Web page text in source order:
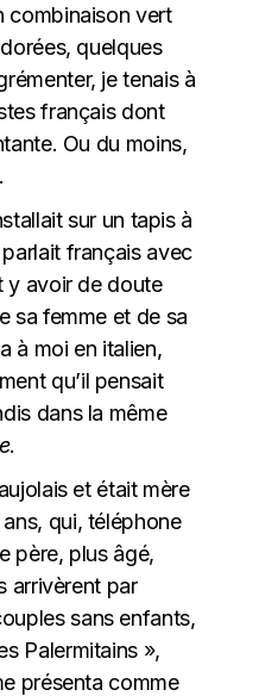
combinaison vert
quelques
je tenais à
français dont
Ou du moins,
sur un tapis à
français avec
y avoir de doute
sa femme et de sa
à moi en italien,
qu’il pensait
dans la même
.
et était mère
qui, téléphone
père, plus âgé,
arrivèrent par
sans enfants,
Palermitains »,
présenta comme